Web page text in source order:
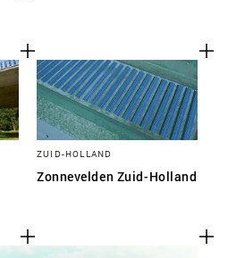
ZUID-HOLLAND
Zonnevelden Zuid-Holland